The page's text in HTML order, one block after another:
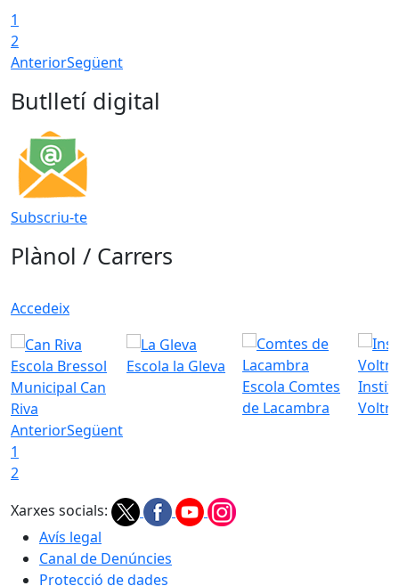
1
2
AnteriorSegüent
Butlletí digital
Subscriu-te
Plànol / Carrers
Accedeix
Escola Bressol
Municipal Can
Riva
Escola la Gleva
Escola Comtes
de Lacambra
AnteriorSegüent
1
2
Xarxes socials:
Avís legal
Canal de Denúncies
Protecció de dades